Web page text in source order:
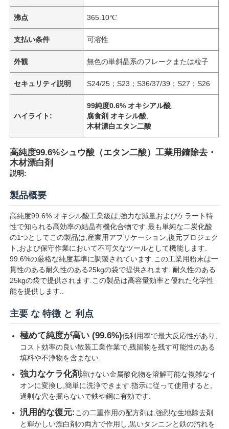
ホーム
製品
ビデオ
沸点 365.10℃
支払い条件 可溶性
外観 無色の単斜晶系のフレークまたは粒子
セキュリティ説明 S24/25；S23；S36/37/39；S27；S26
ハイライト:
99純度0.6% オキシアル酸
腐食剤 オキシル酸
木材漂白エタン二酸
高純度99.6%シュウ酸（エタン二酸）工業用錆除去・
木材漂白剤
説明:
製品概要
高純度99.6% オキシル酸工業級は,強力な減量およびケラート特
性で知られる高効率の結晶有機化合物です.最も単純な二炭化酸
の1つとしてこの製品は,産業用アプリケーション,復元プロジェク
ト,および保守作業において不可欠なツールとして機能します.
99.6%の厳格な純度基準に調製されています.この工業用粉末は一
貫性のある耐久性のある25kgの袋で提供されます. 耐久性のある
25kgの袋で提供されます.この製品は高容量効率と優れた化学性
能を提供します..
主要 な 特徴 と 利点
極めて純度が高い (99.6%)低利用率で最大反応性があり,
コスト効率の良い散装工業作業で,残留物を残す可能性のある
填料や不浄物を含まない.
強力なケラ化剤溶けない金属酸化物を溶解可能な複雑なイ
オンに変換し,簡単に洗浄できます.指示に従って使用すると,
過剰な穴を掘らないで鉄や鋼に有効です.
汎用的な復元: この二重作用の配方剤は,強烈な生地除去剤
と輝かしい漂白剤の両方で作用し,黒いタンニンと鉄の汚れを